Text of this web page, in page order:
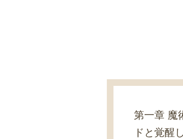
第一章
ドと覚